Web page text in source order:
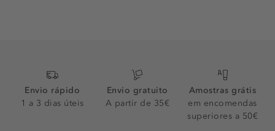
Envio rápido
1 a 3 dias úteis
Envio gratuito
A partir de 35€
Amostras grátis
em encomendas
superiores a 50€